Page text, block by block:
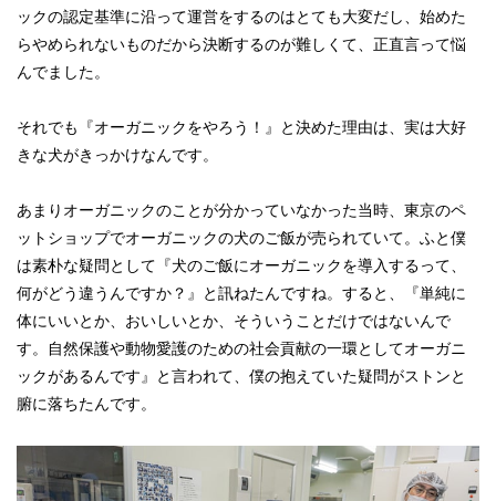
ックの認定基準に沿って運営をするのはとても大変だし、始めた
らやめられないものだから決断するのが難しくて、正直言って悩
んでました。
それでも『オーガニックをやろう！』と決めた理由は、実は大好
きな犬がきっかけなんです。
あまりオーガニックのことが分かっていなかった当時、東京のペ
ットショップでオーガニックの犬のご飯が売られていて。ふと僕
は素朴な疑問として『犬のご飯にオーガニックを導入するって、
何がどう違うんですか？』と訊ねたんですね。すると、『単純に
体にいいとか、おいしいとか、そういうことだけではないんで
す。自然保護や動物愛護のための社会貢献の一環としてオーガニ
ックがあるんです』と言われて、僕の抱えていた疑問がストンと
腑に落ちたんです。